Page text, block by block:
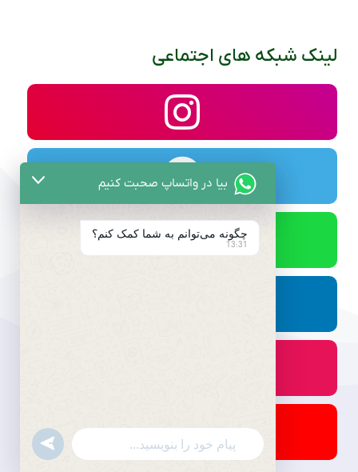
لینک شبکه های اجتماعی
بیا در واتساپ صحبت کنیم
چگونه می‌توانم به شما کمک کنم؟
13:31
WhatsApp
undefined